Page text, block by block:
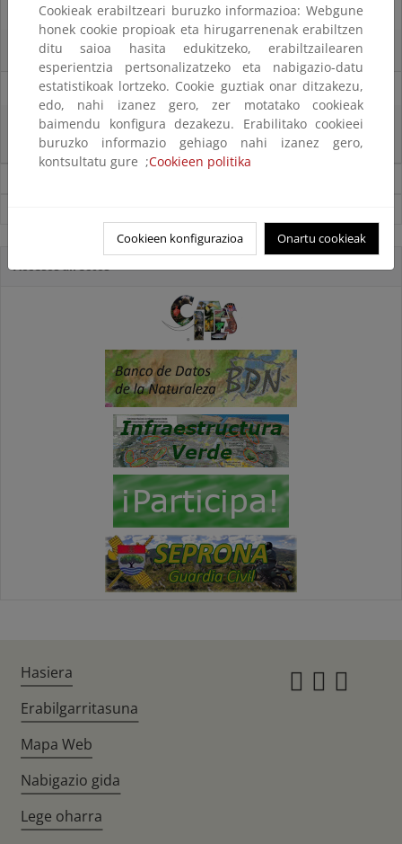
07/08/2025
El censo de aves del Parque Nacional de las Tablas bate récords históricos
27/06/2025
La reunión ministerial de OSPAR refuerza la acción conjunta para proteger
el Atlántico Nordeste
Accesos directos
Cookieak erabiltzeari buruzko informazioa: Webgune
honek cookie propioak eta hirugarrenenak erabiltzen
ditu saioa hasita edukitzeko, erabiltzailearen
esperientzia pertsonalizatzeko eta nabigazio-datu
estatistikoak lortzeko. Cookie guztiak onar ditzakezu,
edo, nahi izanez gero, zer motatako cookieak
baimendu konfigura dezakezu. Erabilitako cookieei
buruzko informazio gehiago nahi izanez gero,
kontsultatu gure ;Cookieen politika
Cookieen konfigurazioa Onartu cookieak
Hasiera
Erabilgarritasuna
Mapa Web
Nabigazio gida
Lege oharra